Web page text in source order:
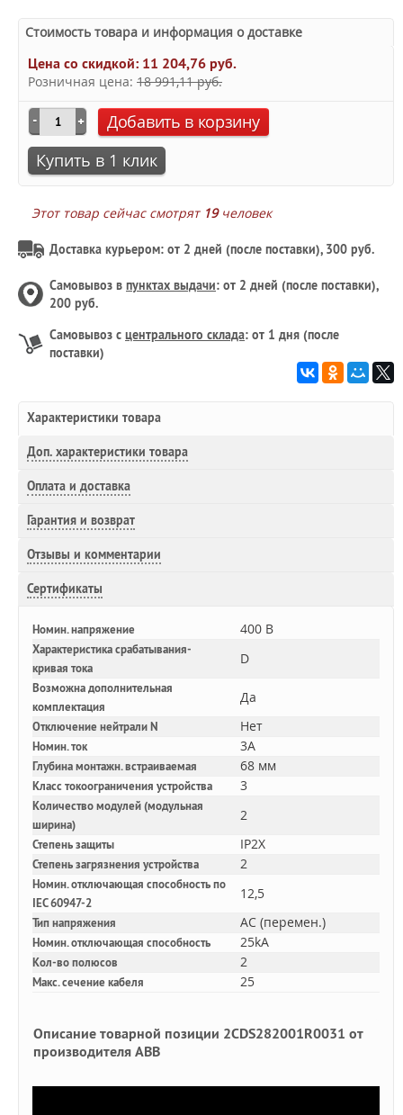
Стоимость товара и информация о доставке
Цена со скидкой: 11 204,76 руб.
Розничная цена: 18 991,11 руб.
Добавить в корзину
Купить в 1 клик
Этот товар сейчас смотрят 19человек
Доставка курьером: от 2 дней (после поставки), 300 руб.
Самовывоз в пунктах выдачи: от 2 дней (после поставки),
200 руб.
Самовывоз с центрального склада: от 1 дня (после
поставки)
Характеристики товара
Доп. характеристики товара
Оплата и доставка
Гарантия и возврат
Отзывы и комментарии
Сертификаты
Номин. напряжение 400 В
Характеристика срабатывания-
кривая тока
D
Возможна дополнительная
комплектация
Да
Отключение нейтрали N Нет
Номин. ток 3A
Глубина монтажн. встраиваемая 68 мм
Класс токоограничения устройства 3
Количество модулей (модульная
ширина)
2
Степень защиты IP2X
Степень загрязнения устройства 2
Номин. отключающая способность по
IEC 60947-2
12,5
Тип напряжения AC (перемен.)
Номин. отключающая способность 25kA
Кол-во полюсов 2
Макс. сечение кабеля 25
Описание товарной позиции 2CDS282001R0031 от
производителя ABB